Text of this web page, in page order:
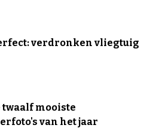
verdronken vliegtuig
twaalf mooiste
van het jaar